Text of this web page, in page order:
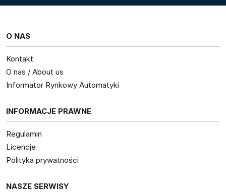
O NAS
Kontakt
O nas / About us
Informator Rynkowy Automatyki
INFORMACJE PRAWNE
Regulamin
Licencje
Polityka prywatności
NASZE SERWISY